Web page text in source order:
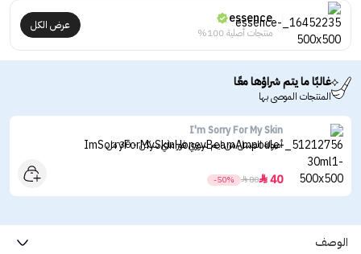
essence
منتجات أصلية 100%
عرض الكل
غالبًا ما يتم شراؤها معًا
المنتجات الموصى بها
I'm Sorry For My Skin
أمبولة العسل من ايم سوري فور ماي سكن - 30 مل
40

80

-50%
الوصف